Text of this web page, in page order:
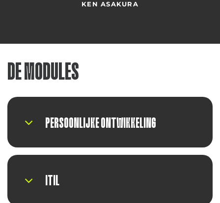
KEN ASAKURA
DE MODULES
PERSOONLIJKE ONTWIKKELING
ITIL